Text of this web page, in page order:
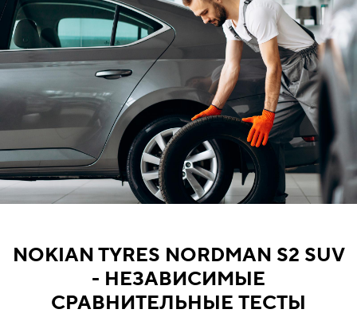
NOKIAN TYRES NORDMAN S2 SUV
- НЕЗАВИСИМЫЕ
СРАВНИТЕЛЬНЫЕ ТЕСТЫ